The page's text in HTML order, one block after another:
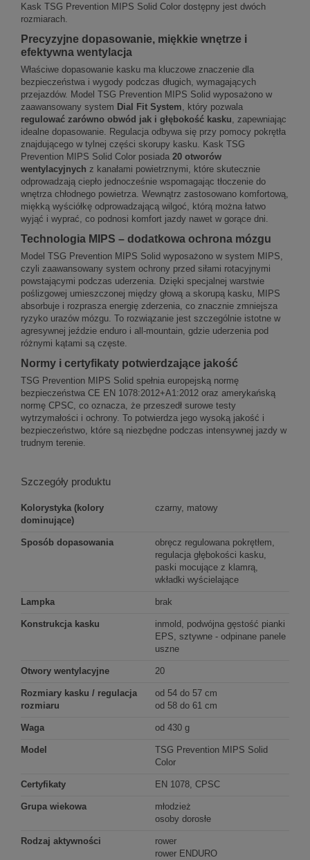
Kask TSG Prevention MIPS Solid Color dostępny jest dwóch
rozmiarach.
Precyzyjne dopasowanie, miękkie wnętrze i
efektywna wentylacja
Właściwe dopasowanie kasku ma kluczowe znaczenie dla
bezpieczeństwa i wygody podczas długich, wymagających
przejazdów. Model TSG Prevention MIPS Solid wyposażono w
zaawansowany system Dial Fit System , który pozwala
regulować zarówno obwód jak i głębokość kasku , zapewniając
idealne dopasowanie. Regulacja odbywa się przy pomocy pokrętła
znajdującego w tylnej części skorupy kasku. Kask TSG
Prevention MIPS Solid Color posiada 20 otworów
wentylacyjnych z kanałami powietrznymi, które skutecznie
odprowadzają ciepło jednocześnie wspomagając tłoczenie do
wnętrza chłodnego powietrza. Wewnątrz zastosowano komfortową,
miękką wyściółkę odprowadzającą wilgoć, którą można łatwo
wyjąć i wyprać, co podnosi komfort jazdy nawet w gorące dni.
Technologia MIPS – dodatkowa ochrona mózgu
Model TSG Prevention MIPS Solid wyposażono w system MIPS,
czyli zaawansowany system ochrony przed siłami rotacyjnymi
powstającymi podczas uderzenia. Dzięki specjalnej warstwie
poślizgowej umieszczonej między głową a skorupą kasku, MIPS
absorbuje i rozprasza energię zderzenia, co znacznie zmniejsza
ryzyko urazów mózgu. To rozwiązanie jest szczególnie istotne w
agresywnej jeździe enduro i all-mountain, gdzie uderzenia pod
różnymi kątami są częste.
Normy i certyfikaty potwierdzające jakość
TSG Prevention MIPS Solid spełnia europejską normę
bezpieczeństwa CE EN 1078:2012+A1:2012 oraz amerykańską
normę CPSC, co oznacza, że przeszedł surowe testy
wytrzymałości i ochrony. To potwierdza jego wysoką jakość i
bezpieczeństwo, które są niezbędne podczas intensywnej jazdy w
trudnym terenie.
Szczegóły produktu
Kolorystyka (kolory
dominujące)
czarny, matowy
Sposób dopasowania
obręcz regulowana pokrętłem,
regulacja głębokości kasku,
paski mocujące z klamrą,
wkładki wyścielające
Lampka brak
Konstrukcja kasku
inmold, podwójna gęstość pianki
EPS, sztywne - odpinane panele
uszne
Otwory wentylacyjne 20
Rozmiary kasku / regulacja
rozmiaru
od 54 do 57 cm
od 58 do 61 cm
Waga od 430 g
Model
TSG Prevention MIPS Solid
Color
Certyfikaty EN 1078, CPSC
Grupa wiekowa
młodzież
osoby dorosłe
Rodzaj aktywności
rower
rower ENDURO